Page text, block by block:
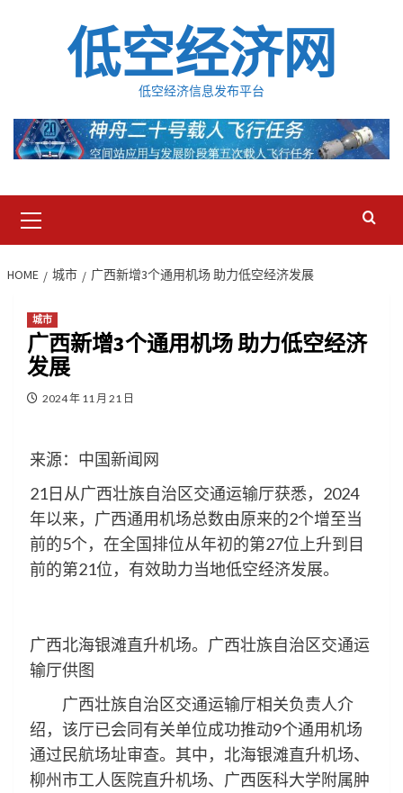
低空经济网
低空经济信息发布平台
Menu
HOME 城市 广西新增3个通用机场 助力低空经济发展
城市
广西新增3个通用机场 助力低空经济
发展
2024 年 11 月 21 日
来源：中国新闻网
21日从广西壮族自治区交通运输厅获悉，2024
年以来，广西通用机场总数由原来的2个增至当
前的5个，在全国排位从年初的第27位上升到目
前的第21位，有效助力当地低空经济发展。
广西北海银滩直升机场。广西壮族自治区交通运
输厅供图
广西壮族自治区交通运输厅相关负责人介
绍，该厅已会同有关单位成功推动9个通用机场
通过民航场址审查。其中，北海银滩直升机场、
柳州市工人医院直升机场、广西医科大学附属肿